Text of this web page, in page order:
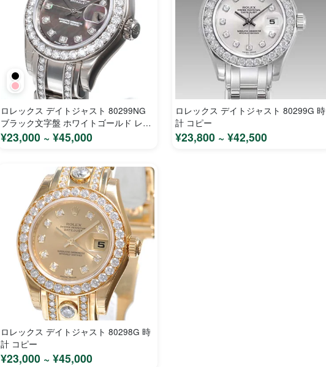
ロレックス デイトジャスト 80299NG
ブラック文字盤 ホワイトゴールド レデ
ィース 時計 コピー
¥23,000 ~ ¥45,000
ロレックス デイトジャスト 80299G 時
計 コピー
¥23,800 ~ ¥42,500
ロレックス デイトジャスト 80298G 時
計 コピー
¥23,000 ~ ¥45,000